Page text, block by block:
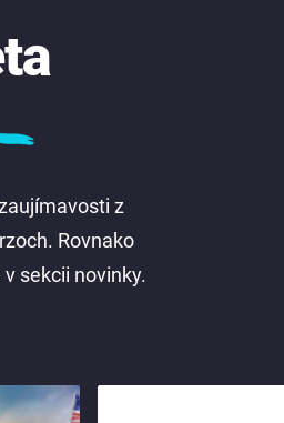
z
Rovnako
sekcii novinky.